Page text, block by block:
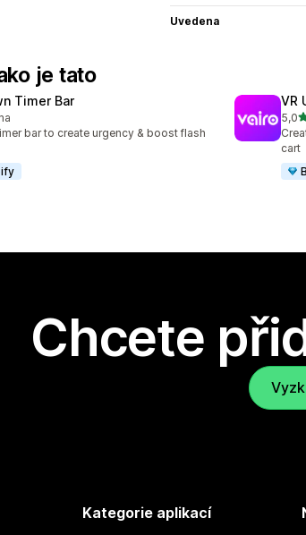
Uvedena
je tato
Timer Bar
479
bar to create urgency & boost flash
VR
5,0z
cart
Chcete
Kategorie aplikací